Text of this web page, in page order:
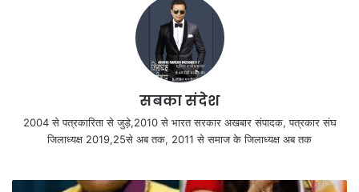
सबका संदेश
2004 से पत्रकारिता से जुड़े,2010 से भारत सरकार अखबार संपादक, पत्रकार संघ
जिलाध्यक्ष 2019,25से अब तक, 2011 से समाज के जिलाध्यक्ष अब तक